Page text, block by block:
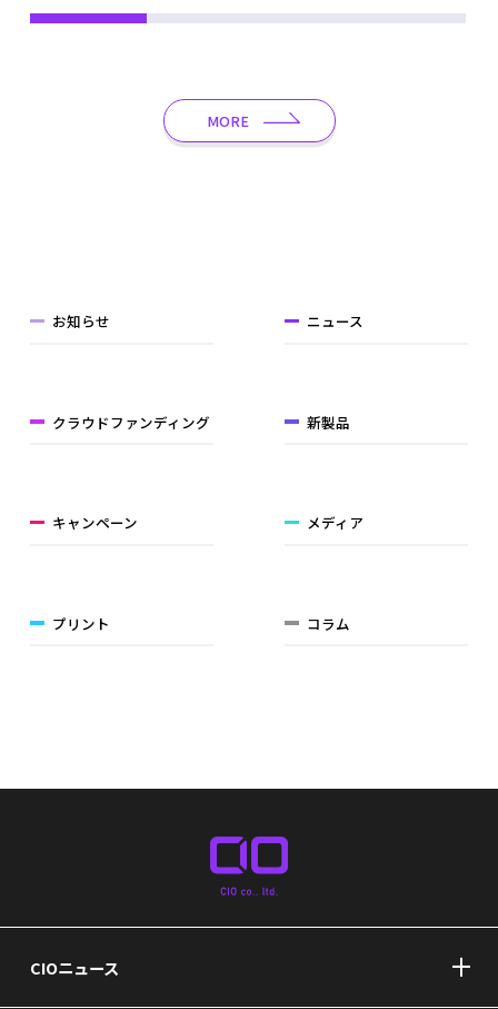
お知らせ ニュース
クラウドファンディング 新製品
キャンペーン メディア
プリント コラム
MORE
CIOニュース